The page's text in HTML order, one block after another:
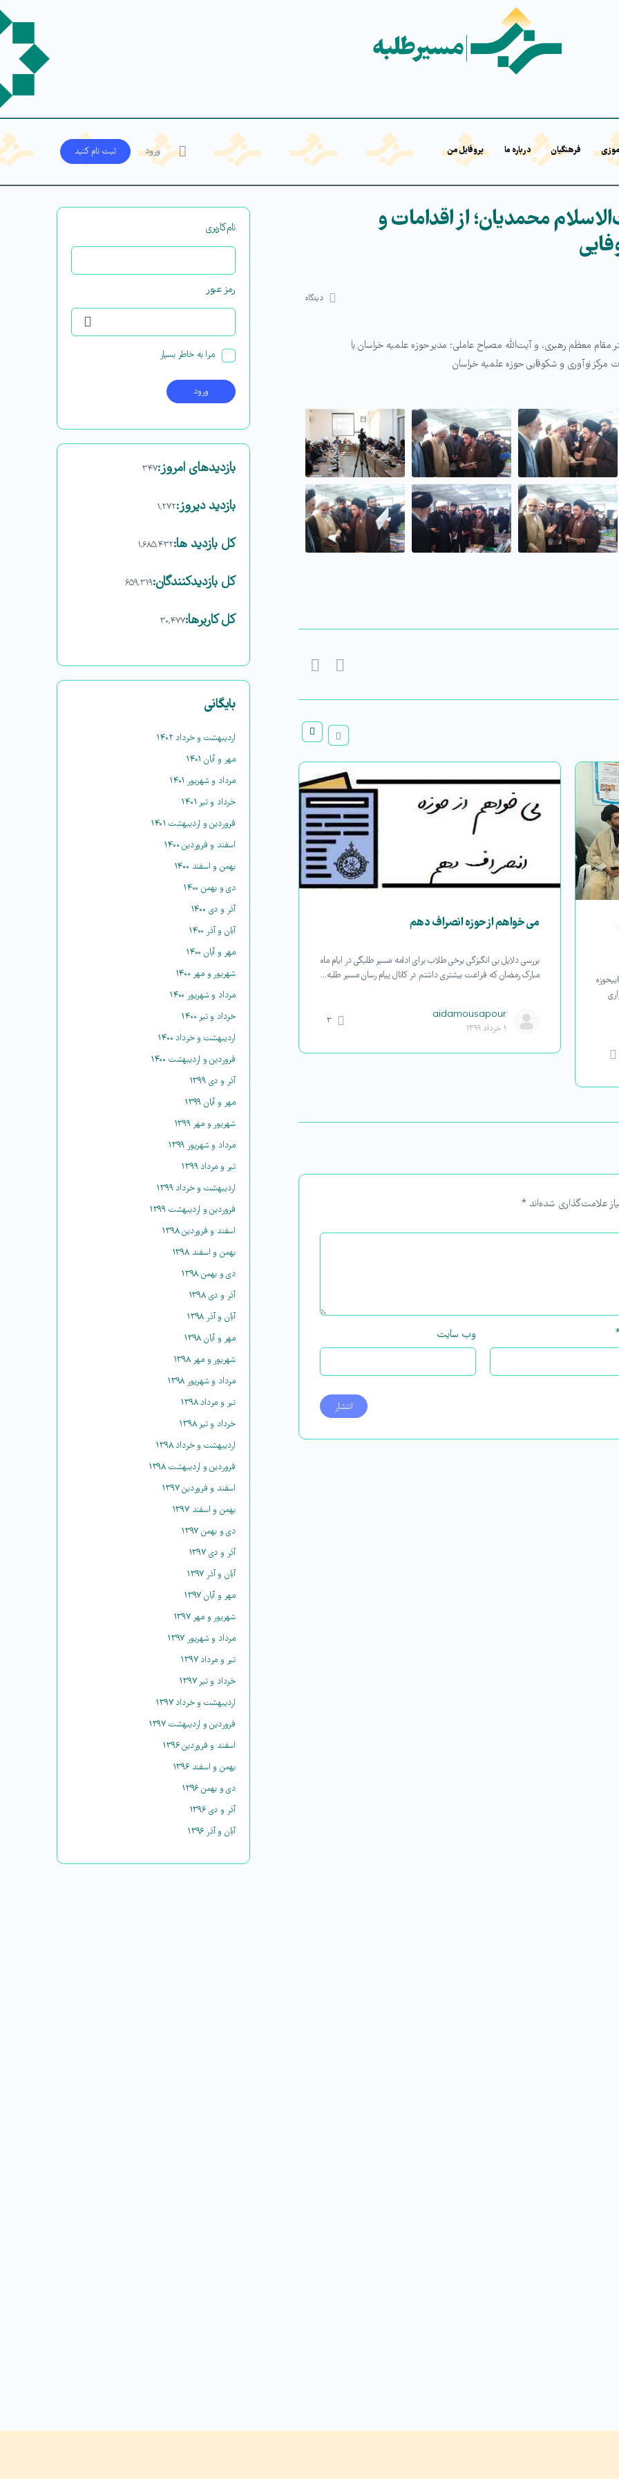
فرهنگیان درباره ما پروفایل من ورود ثبت‌ نام کنید
محمدیان؛ از اقدامات و
دیدگاه
معظم رهبری، و آیت‌الله مصباح عاملی؛ مدیر حوزه علمیه خراسان با
نوآوری و شکوفایی حوزه علمیه خراسان
می خواهم از حوزه انصراف دهم
بررسی دلایل بی انگیزگی برخی طلاب برای ادامه مسیر طلبگی در ایام ماه
مبارک رمضان که فراغت بیشتری داشتم در کانال پیام رسان مسیر طلبه…
aidamousapour
۱ خرداد ۱۳۹۹
۳
علامت‌گذاری شده‌اند *
وب‌ سایت
نام‌کاربری
رمز عبور
مرا به خاطر بسپار
بازدیدهای امروز:۳۴۷
بازدید دیروز:۱,۲۷۲
کل بازدید ها:۱,۶۸۵,۴۳۲
کل بازدیدکنند‌گان:۶۵۹,۳۱۹
کل کاربرها:۳۰,۴۷۷
بایگانی
اردیبهشت و خرداد ۱۴۰۲
مهر و آبان ۱۴۰۱
مرداد و شهریور ۱۴۰۱
خرداد و تیر ۱۴۰۱
فروردین و اردیبهشت ۱۴۰۱
اسفند و فروردین ۱۴۰۰
بهمن و اسفند ۱۴۰۰
دی و بهمن ۱۴۰۰
آذر و دی ۱۴۰۰
آبان و آذر ۱۴۰۰
مهر و آبان ۱۴۰۰
شهریور و مهر ۱۴۰۰
مرداد و شهریور ۱۴۰۰
خرداد و تیر ۱۴۰۰
اردیبهشت و خرداد ۱۴۰۰
فروردین و اردیبهشت ۱۴۰۰
آذر و دی ۱۳۹۹
مهر و آبان ۱۳۹۹
شهریور و مهر ۱۳۹۹
مرداد و شهریور ۱۳۹۹
تیر و مرداد ۱۳۹۹
اردیبهشت و خرداد ۱۳۹۹
فروردین و اردیبهشت ۱۳۹۹
اسفند و فروردین ۱۳۹۸
بهمن و اسفند ۱۳۹۸
دی و بهمن ۱۳۹۸
آذر و دی ۱۳۹۸
آبان و آذر ۱۳۹۸
مهر و آبان ۱۳۹۸
شهریور و مهر ۱۳۹۸
مرداد و شهریور ۱۳۹۸
تیر و مرداد ۱۳۹۸
خرداد و تیر ۱۳۹۸
اردیبهشت و خرداد ۱۳۹۸
فروردین و اردیبهشت ۱۳۹۸
اسفند و فروردین ۱۳۹۷
بهمن و اسفند ۱۳۹۷
دی و بهمن ۱۳۹۷
آذر و دی ۱۳۹۷
آبان و آذر ۱۳۹۷
مهر و آبان ۱۳۹۷
شهریور و مهر ۱۳۹۷
مرداد و شهریور ۱۳۹۷
تیر و مرداد ۱۳۹۷
خرداد و تیر ۱۳۹۷
اردیبهشت و خرداد ۱۳۹۷
فروردین و اردیبهشت ۱۳۹۷
اسفند و فروردین ۱۳۹۶
بهمن و اسفند ۱۳۹۶
دی و بهمن ۱۳۹۶
آذر و دی ۱۳۹۶
آبان و آذر ۱۳۹۶